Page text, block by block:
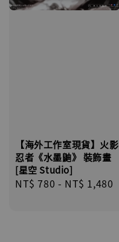
【海外工作室現貨】火影
忍者《水墨鼬》 裝飾畫
[星空 Studio]
Regular
NT$ 780 - NT$ 1,480